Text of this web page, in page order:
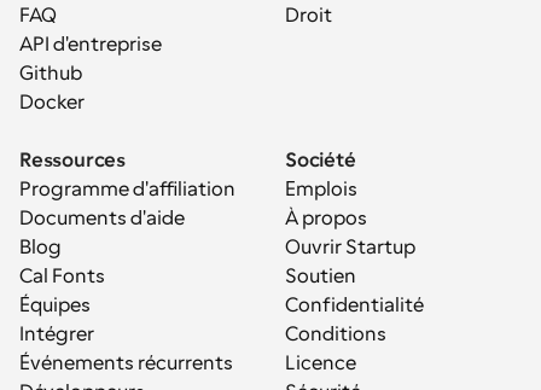
FAQ
API d'entreprise
Github
Docker
Droit
Ressources
Programme d'affiliation
Documents d'aide
Blog
Cal Fonts
Équipes
Intégrer
Événements récurrents
Société
Emplois
À propos
Ouvrir Startup
Soutien
Confidentialité
Conditions
Licence